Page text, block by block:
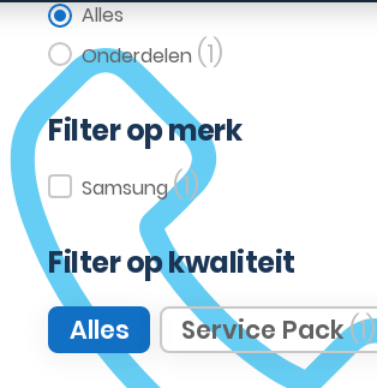
Filter op categorie
Alles
Onderdelen (1)
Filter op merk
Filter op merk
Samsung(1)
Filter op kwaliteit
Filter op kwaliteit
Alles Service Pack(1)